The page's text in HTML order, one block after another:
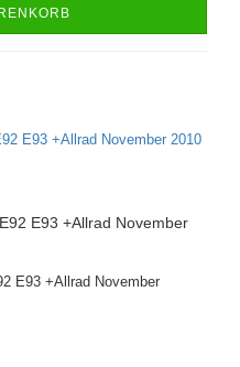
E93 +Allrad November
E93 +Allrad November